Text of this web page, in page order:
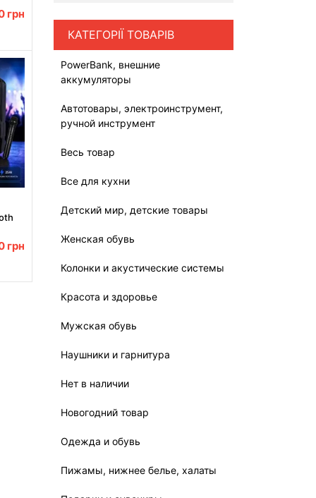
грн
грн
КАТЕГОРІЇ ТОВАРІВ
PowerBank, внешние
аккумуляторы
Автотовары, электроинструмент,
ручной инструмент
Весь товар
Все для кухни
Детский мир, детские товары
Женская обувь
Колонки и акустические системы
Красота и здоровье
Мужская обувь
Наушники и гарнитура
Нет в наличии
Новогодний товар
Одежда и обувь
Пижамы, нижнее белье, халаты